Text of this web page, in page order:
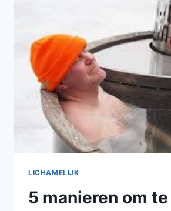
LICHAMELIJK
5 manieren om te